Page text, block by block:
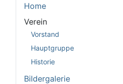
Home
Verein
Vorstand
Hauptgruppe
Historie
Bildergalerie